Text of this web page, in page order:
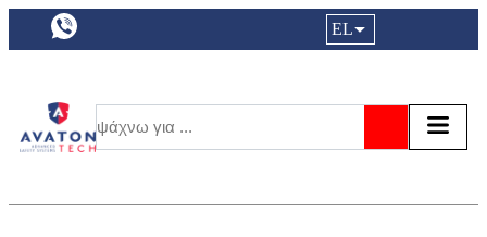
a11y.languageSelection:
EL